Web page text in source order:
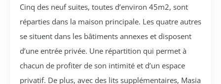
Cinq des neuf suites, toutes d’environ 45m2, sont
réparties dans la maison principale. Les quatre autres
se situent dans les bâtiments annexes et disposent
d’une entrée privée. Une répartition qui permet à
chacun de profiter de son intimité et d’un espace
privatif. De plus, avec des lits supplémentaires, Masia